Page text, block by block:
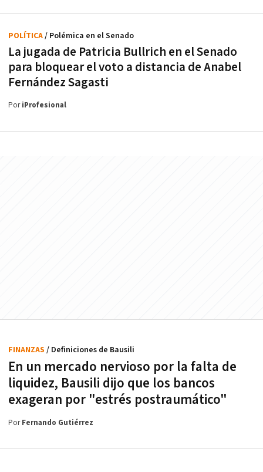
La jugada de Patricia Bullrich en el Senado
para bloquear el voto a distancia de Anabel
Fernández Sagasti
POLÍTICA/ Polémica en el Senado
PoriProfesional
En un mercado nervioso por la falta de
liquidez, Bausili dijo que los bancos
exageran por "estrés postraumático"
FINANZAS / Definiciones de Bausili
PorFernando Gutiérrez